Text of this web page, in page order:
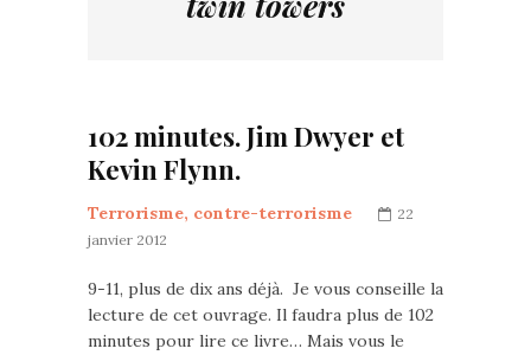
102 minutes. Jim Dwyer et
Kevin Flynn.
Terrorisme, contre-terrorisme
22
janvier 2012
9-11, plus de dix ans déjà. Je vous conseille la
lecture de cet ouvrage. Il faudra plus de 102
minutes pour lire ce livre… Mais vous le